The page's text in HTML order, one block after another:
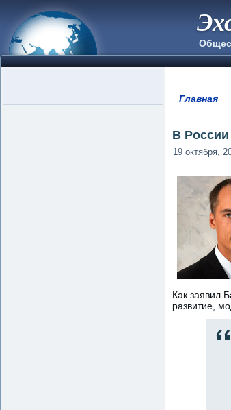
Главная
В России
19 октября,
Как заявил
развитие,